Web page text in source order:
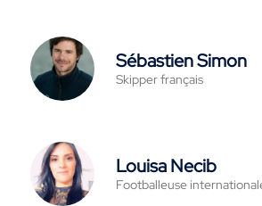
Sébastien Simon
Skipper français
Louisa Necib
Footballeuse